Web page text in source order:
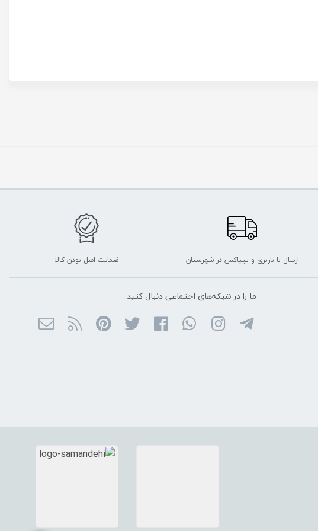
ارسال با باربری و تیپاکس در شهرستان ضمانت اصل بودن کالا
ما را در شبکه‌های اجتماعی دنبال کنید: